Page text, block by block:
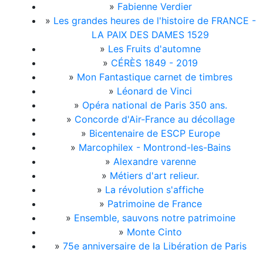
» Fabienne Verdier
» Les grandes heures de l'histoire de FRANCE -
LA PAIX DES DAMES 1529
» Les Fruits d'automne
» CÉRÈS 1849 - 2019
» Mon Fantastique carnet de timbres
» Léonard de Vinci
» Opéra national de Paris 350 ans.
» Concorde d'Air-France au décollage
» Bicentenaire de ESCP Europe
» Marcophilex - Montrond-les-Bains
» Alexandre varenne
» Métiers d'art relieur.
» La révolution s'affiche
» Patrimoine de France
» Ensemble, sauvons notre patrimoine
» Monte Cinto
» 75e anniversaire de la Libération de Paris